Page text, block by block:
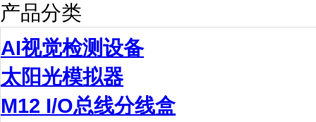
产品分类
AI视觉检测设备
太阳光模拟器
M12 I/O总线分线盒